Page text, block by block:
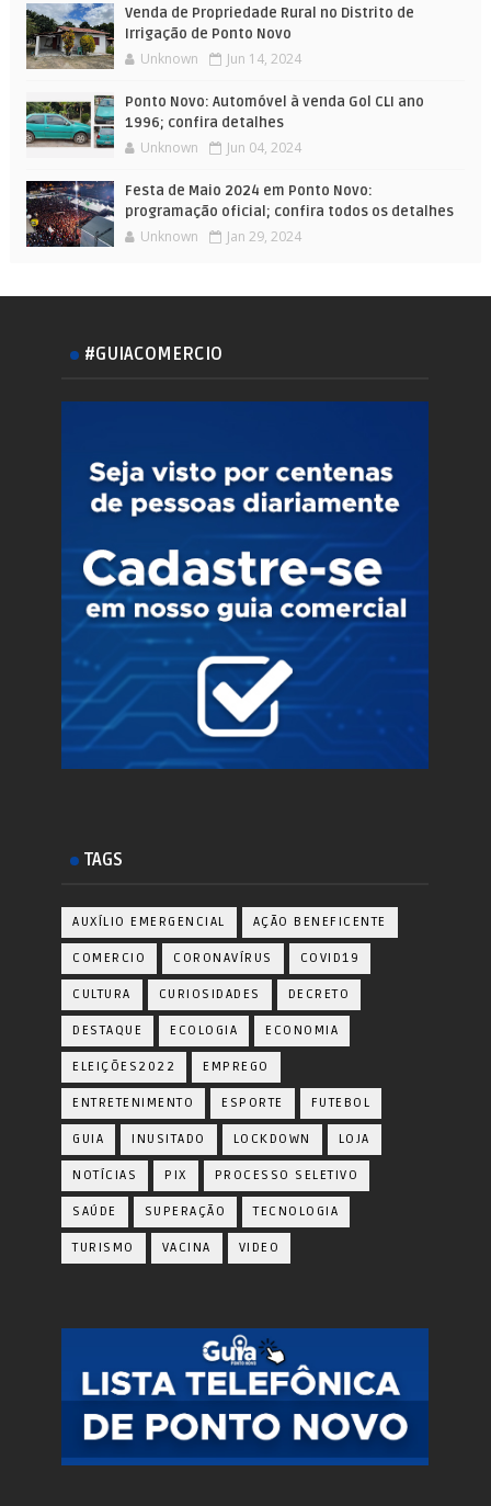
Venda de Propriedade Rural no Distrito de
Irrigação de Ponto Novo
Unknown Jun 14, 2024
Ponto Novo: Automóvel à venda Gol CLI ano
1996; confira detalhes
Unknown Jun 04, 2024
Festa de Maio 2024 em Ponto Novo:
programação oficial; confira todos os detalhes
Unknown Jan 29, 2024
#GUIACOMERCIO
TAGS
AUXÍLIO EMERGENCIAL AÇÃO BENEFICENTE
COMERCIO CORONAVÍRUS COVID19
CULTURA CURIOSIDADES DECRETO
DESTAQUE ECOLOGIA ECONOMIA
ELEIÇÕES2022 EMPREGO
ENTRETENIMENTO ESPORTE FUTEBOL
GUIA INUSITADO LOCKDOWN LOJA
NOTÍCIAS PIX PROCESSO SELETIVO
SAÚDE SUPERAÇÃO TECNOLOGIA
TURISMO VACINA VIDEO